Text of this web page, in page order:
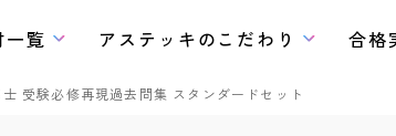
一覧 アステッキのこだわり 合格
受験必修再現過去問集 スタンダードセット